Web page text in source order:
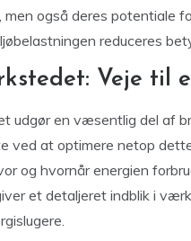
også deres potentiale
reduceres
Veje til
udgør en væsentlig del af
ved at optimere netop
og hvornår energien
et detaljeret indblik i